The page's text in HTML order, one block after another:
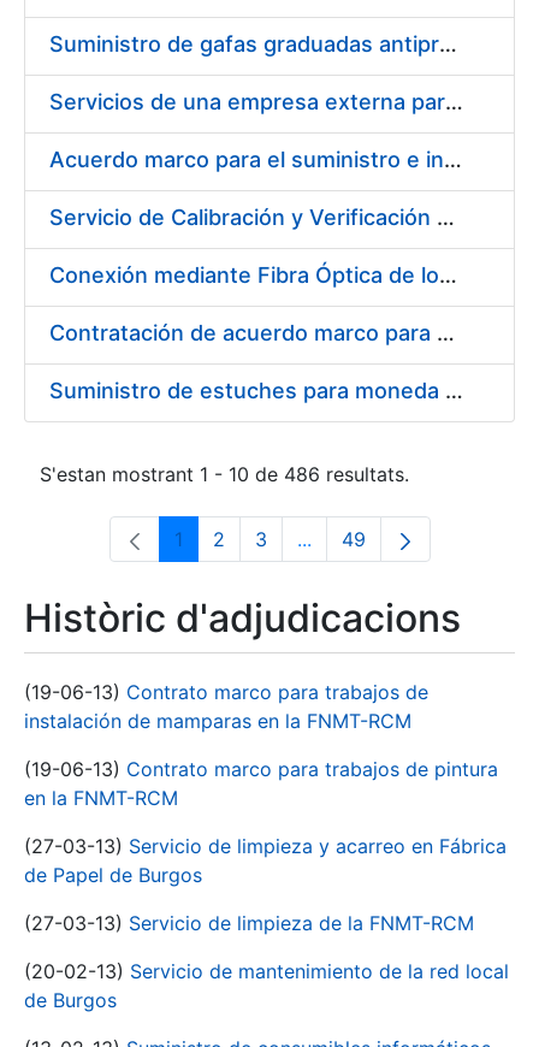
Suministro de gafas graduadas antiproyecciones para los trabajadores de la FNMT-RCM en los centros de trabajo de Madrid y Burgos
Servicios de una empresa externa para el asesoramiento y resolución de los recursos de alzada que se presentan relacionados con procesos de selección para la FNMT-RCM
Acuerdo marco para el suministro e instalación de persianas, estores y otros complementos
Servicio de Calibración y Verificación Externa de los Equipos de Medición del Servicio de Prevención de la FNMT-RCM
Conexión mediante Fibra Óptica de los Centros de Proceso de Datos (CPDs) de las sedes de la FNMT-RCM de Burgos y Madrid
Contratación de acuerdo marco para el Suministro de Material de Electricidad para la Fábrica Nacional de Moneda y Timbre-Real Casa de la Moneda en su centro de trabajo de Burgos
Suministro de estuches para moneda de 30 €
S'estan mostrant 1 - 10 de 486 resultats.
Pàgina
1 Pàgina
2 Pàgina
3 ...Pàgines intermèdies
Pàgina
49
Històric d'adjudicacions
(19-06-13) Contrato marco para trabajos de
instalación de mamparas en la FNMT-RCM
(19-06-13) Contrato marco para trabajos de pintura
en la FNMT-RCM
(27-03-13) Servicio de limpieza y acarreo en Fábrica
de Papel de Burgos
(27-03-13) Servicio de limpieza de la FNMT-RCM
(20-02-13) Servicio de mantenimiento de la red local
de Burgos